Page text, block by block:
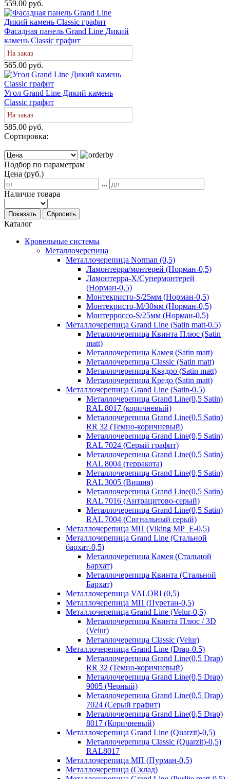
559.00 руб.
Фасадная панель Grand Line Дикий
камень Classic графит
На заказ
565.00 руб.
Угол Grand Line Дикий камень
Classic графит
На заказ
585.00 руб.
Сортировка:
Подбор по параметрам
Цена (руб.)
...
Наличие товара
Показать Сбросить
Каталог
Кровельные системы
Металлочерепица
Металлочерепица Norman (0,5)
Ламонтерра/монтерей (Норман-0,5)
Ламонтерра-Х/Супермонтерей
(Норман-0,5)
Монтекристо-S/25мм (Норман-0,5)
Монтекристо-M/30мм (Норман-0,5)
Монтерроссо-S/25мм (Норман-0,5)
Металлочерепица Grand Line (Satin matt-0.5)
Металлочерепица Квинта Плюс (Satin
matt)
Металлочерепица Камея (Satin matt)
Металлочерепица Classic (Satin matt)
Металлочерепица Квадро (Satin matt)
Металлочерепица Кредо (Satin matt)
Металлочерепица Grand Line (Satin-0.5)
Металлочерепица Grand Line(0,5 Satin)
RAL 8017 (коричневый)
Металлочерепица Grand Line(0,5 Satin)
RR 32 (Темно-коричневый)
Металлочерепица Grand Line(0,5 Satin)
RAL 7024 (Серый графит)
Металлочерепица Grand Line(0,5 Satin)
RAL 8004 (терракота)
Металлочерепица Grand Line(0,5 Satin)
RAL 3005 (Вишня)
Металлочерепица Grand Line(0,5 Satin)
RAL 7016 (Антрацитово-серый)
Металлочерепица Grand Line(0,5 Satin)
RAL 7004 (Сигнальный серый)
Металлочерепица МП (Viking MP_E-0,5)
Металлочерепица Grand Line (Стальной
бархат-0,5)
Металлочерепица Камея (Стальной
Бархат)
Металлочерепица Квинта (Стальной
Бархат)
Металлочерепица VALORI (0,5)
Металлочерепица МП (Пуретан-0,5)
Металлочерепица Grand Line (Velur-0,5)
Металлочерепица Квинта Плюс / 3D
(Velur)
Металлочерепица Classic (Velur)
Металлочерепица Grand Line (Drap-0.5)
Металлочерепица Grand Line(0,5 Drap)
RR 32 (Темно-коричневый)
Металлочерепица Grand Line(0,5 Drap)
9005 (Черный)
Металлочерепица Grand Line(0,5 Drap)
7024 (Серый графит)
Металлочерепица Grand Line(0,5 Drap)
8017 (Коричневый)
Металлочерепица Grand Line (Quarzit)-0,5)
Металлочерепица Classic (Quarzit)-0,5)
RAL8017
Металлочерепица МП (Пурман-0,5)
Металлочерепица (Склад)